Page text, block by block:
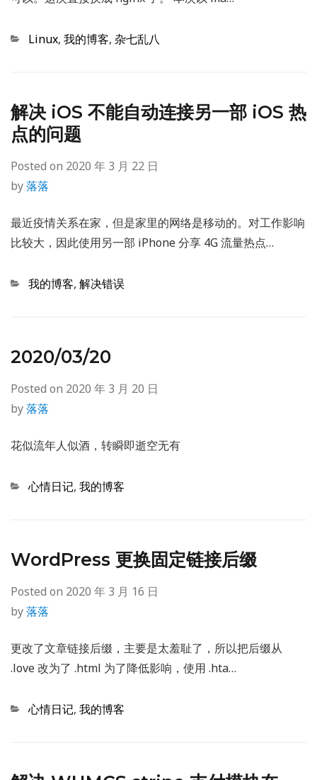
Categories
Linux, 我的博客, 杂七乱八
解决 iOS 不能自动连接另一部 iOS 热
点的问题
Posted on 2020 年 3 月 22 日
by落落
最近疫情关系在家，但是家里的网络是移动的。对工作影响
比较大，因此使用另一部 iPhone 分享 4G 流量热点…
Categories
我的博客, 解决错误
2020/03/20
Posted on 2020 年 3 月 20 日
by落落
花似流年人似酒，转瞬即逝空无有
Categories
心情日记, 我的博客
WordPress 更换固定链接后缀
Posted on 2020 年 3 月 16 日
by落落
更改了文章链接后缀，主要是太羞耻了，所以把后缀从
.love 改为了 .html 为了降低影响，使用 .hta…
Categories
心情日记, 我的博客